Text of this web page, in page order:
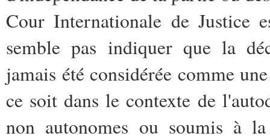
Cour Internationale de Justice
semble pas indiquer que la
jamais été considérée comme
ce soit dans le contexte de
non autonomes ou soumis à